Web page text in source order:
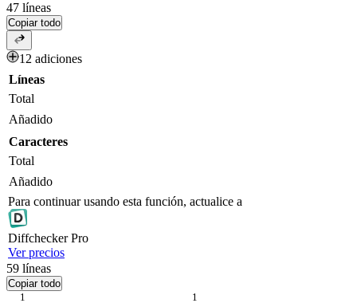
47 líneas
Copiar todo
12 adiciones
Líneas
Total
Añadido
Caracteres
Total
Añadido
Para continuar usando esta función, actualice a
DiffcheckerPro
Ver precios
59 líneas
Copiar todo